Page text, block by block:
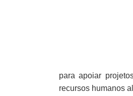
para apoiar
recursos humanos